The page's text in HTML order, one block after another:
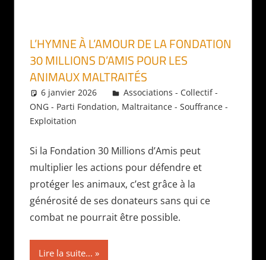
L’HYMNE À L’AMOUR DE LA FONDATION
30 MILLIONS D’AMIS POUR LES
ANIMAUX MALTRAITÉS
6 janvier 2026 Daniel
Associations - Collectif -
ONG - Parti Fondation, Maltraitance - Souffrance -
Exploitation
Si la Fondation 30 Millions d’Amis peut
multiplier les actions pour défendre et
protéger les animaux, c’est grâce à la
générosité de ses donateurs sans qui ce
combat ne pourrait être possible.
Lire la suite...